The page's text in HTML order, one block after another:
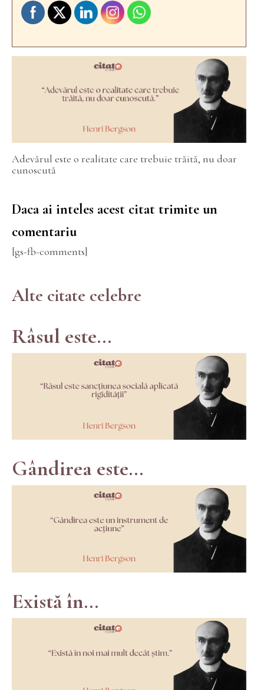
Adevărul este o realitate care trebuie trăită, nu doar
cunoscută
Daca ai inteles acest citat trimite un
comentariu
[gs-fb-comments]
Alte citate celebre
Râsul este...
Gândirea este...
Există în...